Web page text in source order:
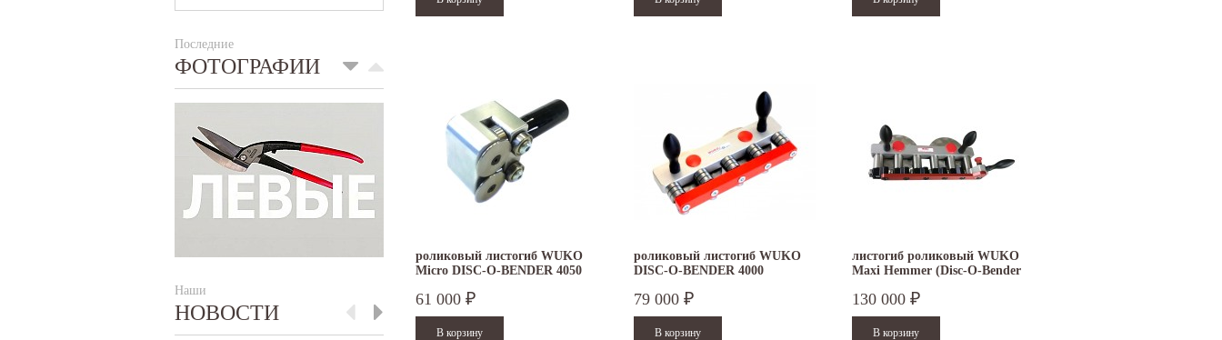
Последние
ФОТОГРАФИИ
Наши
НОВОСТИ
роликовый листогиб WUKO
Micro DISC-O-BENDER 4050
61 000 ₽
роликовый листогиб WUKO
DISC-O-BENDER 4000
79 000 ₽
листогиб роликовый WUKO
Maxi Hemmer (Disc-O-Bender
130 000 ₽